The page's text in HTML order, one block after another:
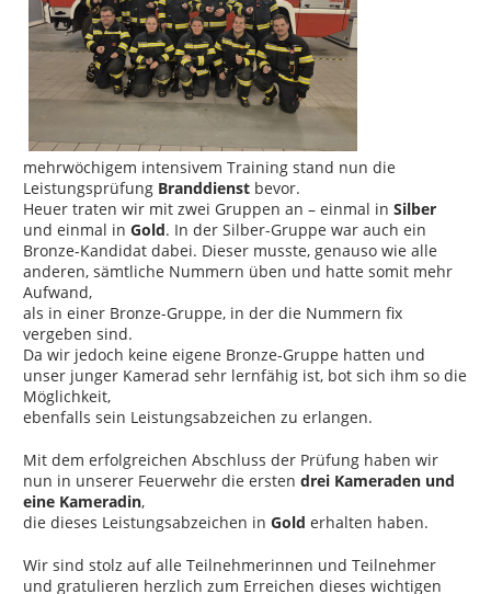
mehrwöchigem intensivem Training stand nun die
Leistungsprüfung Branddienst bevor.
Heuer traten wir mit zwei Gruppen an – einmal inSilber
und einmal inGold. In der Silber-Gruppe war auch ein
Bronze-Kandidat dabei. Dieser musste, genauso wie alle
anderen, sämtliche Nummern üben und hatte somit mehr
Aufwand,
als in einer Bronze-Gruppe, in der die Nummern fix
vergeben sind.
Da wir jedoch keine eigene Bronze-Gruppe hatten und
unser junger Kamerad sehr lernfähig ist, bot sich ihm so die
Möglichkeit,
ebenfalls sein Leistungsabzeichen zu erlangen.
Mit dem erfolgreichen Abschluss der Prüfung haben wir
nun in unserer Feuerwehr die erstendrei Kameraden und
eine Kameradin,
die dieses Leistungsabzeichen inGold erhalten haben.
Wir sind stolz auf alle Teilnehmerinnen und Teilnehmer
und gratulieren herzlich zum Erreichen dieses wichtigen